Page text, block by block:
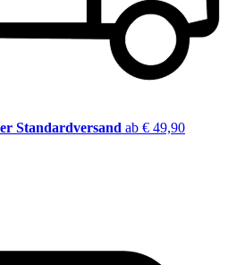
Standardversand ab € 49,90